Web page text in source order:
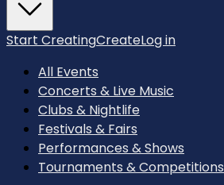
Start CreatingCreateLog in
All Events
Concerts & Live Music
Clubs & Nightlife
Festivals & Fairs
Performances & Shows
Tournaments & Competitions